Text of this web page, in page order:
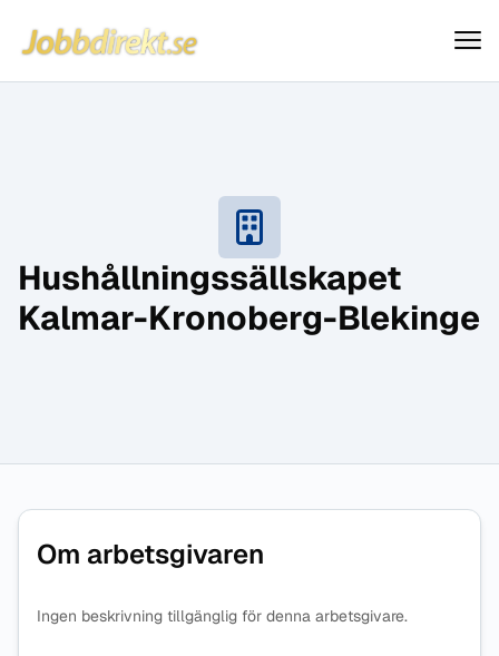
Hoppa till innehåll
Jobbdirekt
Hushållningssällskapet
Kalmar-Kronoberg-Blekinge
Om arbetsgivaren
Ingen beskrivning tillgänglig för denna arbetsgivare.